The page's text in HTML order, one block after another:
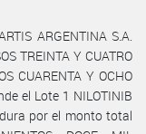
ARGENTINA S.A.
TREINTA Y CUATRO
CUARENTA Y OCHO
el Lote 1 NILOTINIB
por el monto total